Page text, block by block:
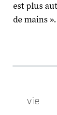
est plus
de mains ».
vie